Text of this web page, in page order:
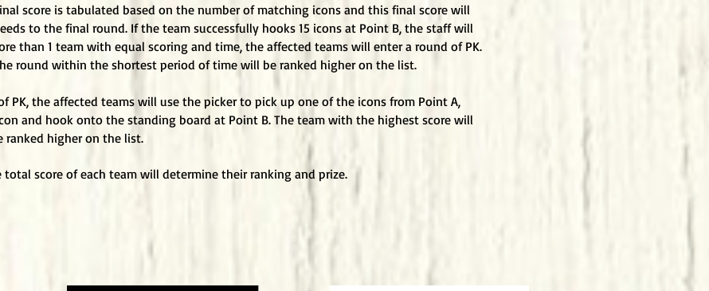
score is tabulated based on the number of matching icons and this final score will
to the final round. If the team successfully hooks 15 icons at Point B, the staff will
than 1 team with equal scoring and time, the affected teams will enter a round of PK.
round within the shortest period of time will be ranked higher on the list.
PK, the affected teams will use the picker to pick up one of the icons from Point A,
and hook onto the standing board at Point B. The team with the highest score will
ranked higher on the list.
score of each team will determine their ranking and prize.